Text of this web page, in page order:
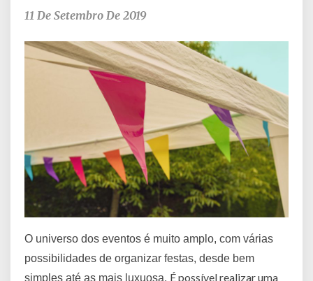
11 De Setembro De 2019
O universo dos eventos é muito amplo, com várias
possibilidades de organizar festas, desde bem
simples até as mais luxuosa. É possível realizar uma